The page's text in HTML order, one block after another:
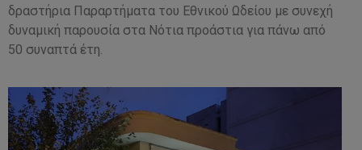
δραστήρια Παραρτήματα του Εθνικού Ωδείου με συνεχή
δυναμική παρουσία στα Νότια προάστια για πάνω από
50 συναπτά έτη.